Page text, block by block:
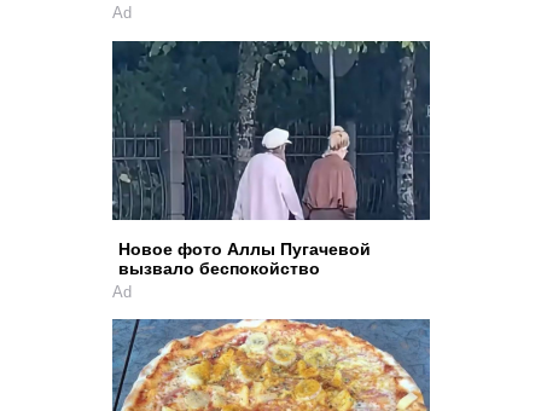
Ad
Новое фото Аллы Пугачевой
вызвало беспокойство
Ad